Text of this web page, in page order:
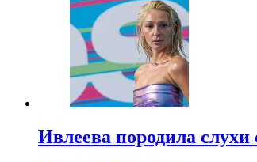
Ивлеева породила слухи